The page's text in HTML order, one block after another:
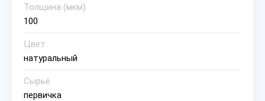
Толщина (мкм)
100
Цвет
натуральный
Сырьё
первичка